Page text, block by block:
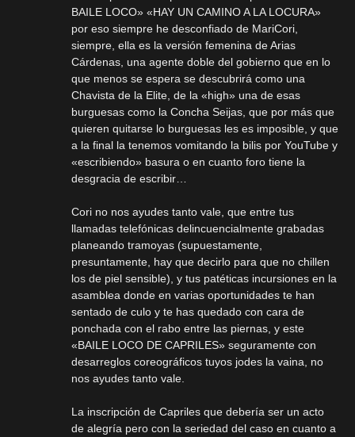
BAILE LOCO» «HAY UN CAMINO A LA LOCURA»
por eso siempre he desconfiado de MariCori,
siempre, ella es la versión femenina de Arias
Cárdenas, una agente doble del gobierno que en lo
que menos se espera se descubrirá como una
Chavista de la Elite, de la «high» una de esas
burguesas como la Concha Seijas, que por más que
quieren quitarse lo burguesas les es imposible, y que
a la final la tenemos vomitando la bilis por YouTube y
«escribiendo» basura o en cuanto foro tiene la
desgracia de escribir…
Cori no nos ayudes tanto vale, que entre tus
llamadas telefónicas delincuencialmente grabadas
planeando tramoyas (supuestamente,
presuntamente, hay que decirlo para que no chillen
los de piel sensible), y tus patéticas incursiones en la
asamblea donde en varias oportunidades te han
sentado de culo y te has quedado con cara de
ponchada con el rabo entre las piernas, y este
«BAILE LOCO DE CAPRILES» seguramente con
desarreglos coreográficos tuyos jodes la vaina, no
nos ayudes tanto vale.
La inscripción de Capriles que debería ser un acto
de alegría pero con la seriedad del caso en cuanto a